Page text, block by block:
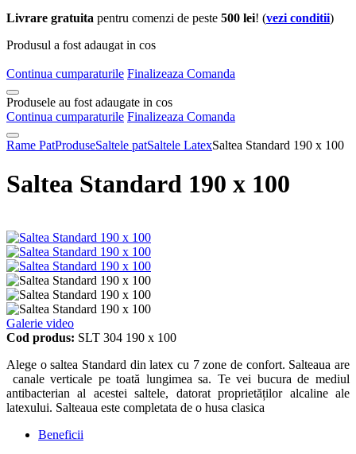
Livrare gratuita pentru comenzi de peste 500 lei! (vezi conditii)
Produsul a fost adaugat in cos
Continua cumparaturile Finalizeaza Comanda
Produsele au fost adaugate in cos
Continua cumparaturile Finalizeaza Comanda
Rame PatProduseSaltele patSaltele LatexSaltea Standard 190 x 100
Saltea Standard 190 x 100
Galerie video
Cod produs: SLT 304 190 x 100
Alege o saltea Standard din latex cu 7 zone de confort. Salteaua are
canale verticale pe toată lungimea sa. Te vei bucura de mediul
antibacterian al acestei saltele, datorat proprietăților alcaline ale
latexului. Salteaua este completata de o husa clasica
Beneficii